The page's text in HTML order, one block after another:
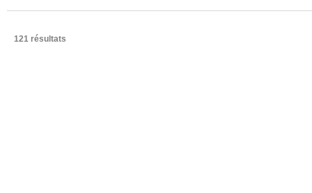
121 résultats